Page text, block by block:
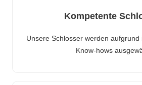
Kompetente
Unsere Schlosser werden aufgrund
Know-hows